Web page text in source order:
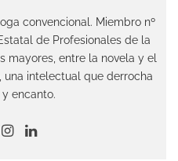
convencional. Miembro nº
de Profesionales de la
mayores, entre la novela y el
una intelectual que derrocha
encanto.